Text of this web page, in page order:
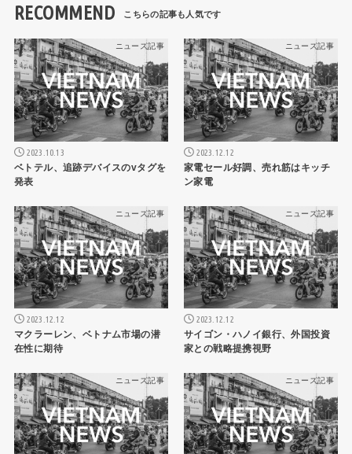
RECOMMEND
ニュース記事
2023.10.13
ベトテル、追跡デバイスのvタグを
発表
ニュース記事
2023.12.12
家電セール好調、売れ筋はキッチ
ン家電
ニュース記事
2023.12.12
マクラーレン、ベトナム市場の潜
在性に期待
ニュース記事
2023.12.12
サイゴン・ハノイ銀行、外国投資
家との戦略提携視野
ニュース記事 ニュース記事